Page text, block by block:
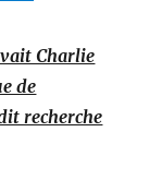
Charlie
de
recherche